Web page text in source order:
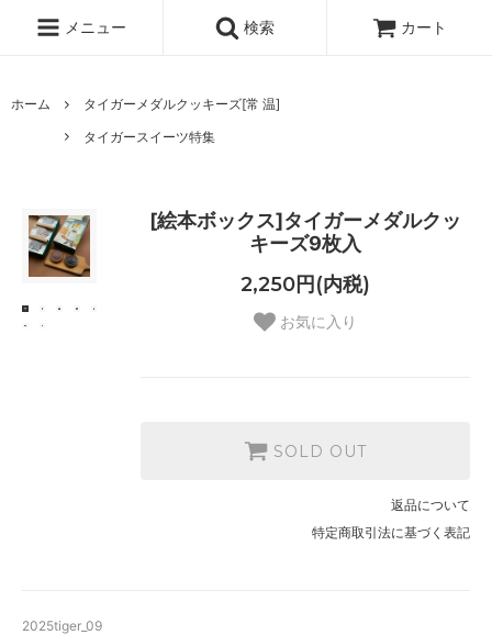
メニュー 検索 カート
ホーム
タイガーメダルクッキーズ[常 温]
タイガースイーツ特集
[絵本ボックス]タイガーメダルクッ
キーズ9枚入
2,250円(内税)
お気に入り
SOLD OUT
返品について
特定商取引法に基づく表記
2025tiger_09